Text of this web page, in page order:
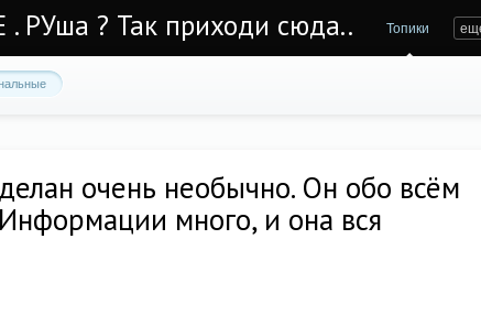
. РУша ? Так приходи сюда.. Топики
очень необычно. Он обо всём
много, и она вся